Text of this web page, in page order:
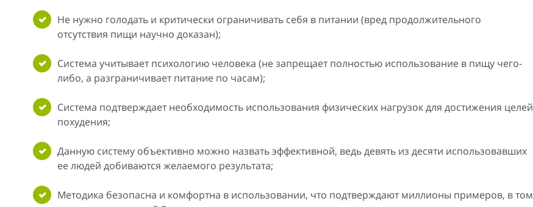
Не нужно голодать и критически ограничивать себя в питании (вред продолжительного
отсутствия пищи научно доказан);
Система учитывает психологию человека (не запрещает полностью использование в пищу чего-
либо, а разграничивает питание по часам);
Система подтверждает необходимость использования физических нагрузок для достижения целей
похудения;
Данную систему объективно можно назвать эффективной, ведь девять из десяти использовавших
ее людей добиваются желаемого результата;
Методика безопасна и комфортна в использовании, что подтверждают миллионы примеров, в том